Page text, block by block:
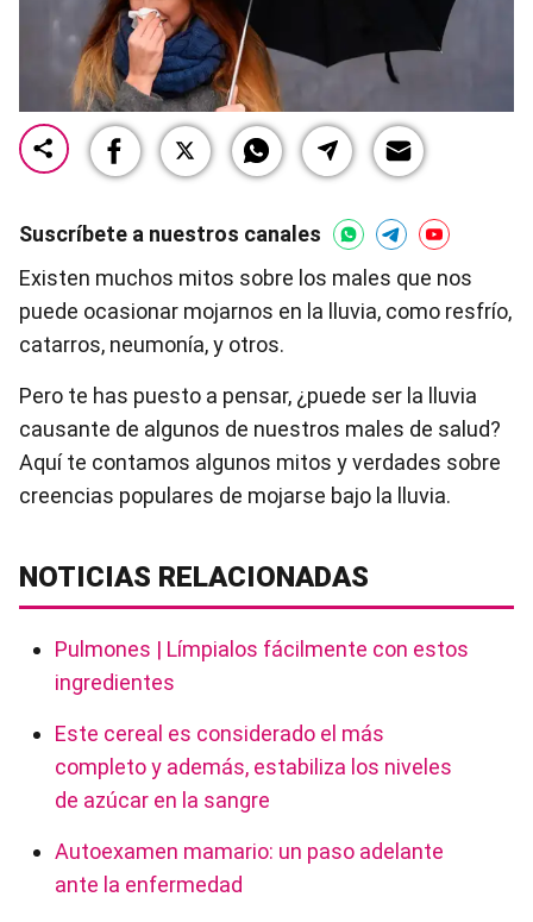
Suscríbete a nuestros canales
Existen muchos mitos sobre los males que nos
puede ocasionar mojarnos en la lluvia, como resfrío,
catarros, neumonía, y otros.
Pero te has puesto a pensar, ¿puede ser la lluvia
causante de algunos de nuestros males de salud?
Aquí te contamos algunos mitos y verdades sobre
creencias populares de mojarse bajo la lluvia.
NOTICIAS RELACIONADAS
Pulmones | Límpialos fácilmente con estos
ingredientes
Este cereal es considerado el más
completo y además, estabiliza los niveles
de azúcar en la sangre
Autoexamen mamario: un paso adelante
ante la enfermedad